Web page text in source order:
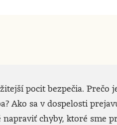
pocit bezpečia. Prečo
Ako sa v dospelosti
napraviť chyby, ktoré sme